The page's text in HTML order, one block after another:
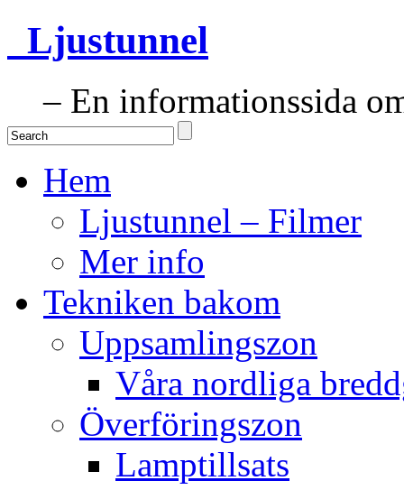
Ljustunnel
– En informationssida
Hem
Ljustunnel – Filmer
Mer info
Tekniken bakom
Uppsamlingszon
Våra nordliga
Överföringszon
Lamptillsats